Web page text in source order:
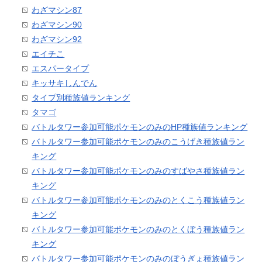
わざマシン87
わざマシン90
わざマシン92
エイチこ
エスパータイプ
キッサキしんでん
タイプ別種族値ランキング
タマゴ
バトルタワー参加可能ポケモンのみのHP種族値ランキング
バトルタワー参加可能ポケモンのみのこうげき種族値ラン
キング
バトルタワー参加可能ポケモンのみのすばやさ種族値ラン
キング
バトルタワー参加可能ポケモンのみのとくこう種族値ラン
キング
バトルタワー参加可能ポケモンのみのとくぼう種族値ラン
キング
バトルタワー参加可能ポケモンのみのぼうぎょ種族値ラン